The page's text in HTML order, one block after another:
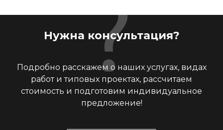
Нужна консультация?
Подробно расскажем о наших услугах, видах
работ и типовых проектах, рассчитаем
стоимость и подготовим индивидуальное
предложение!